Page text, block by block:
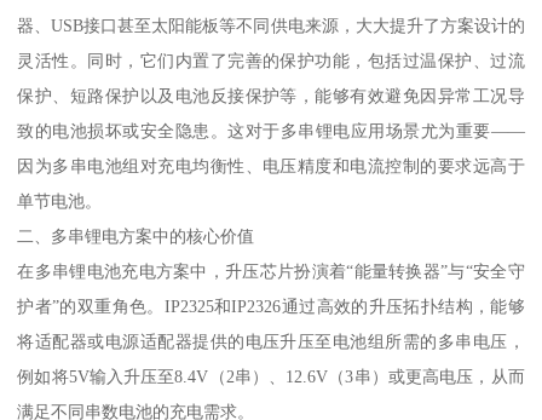
器、USB接口甚至太阳能板等不同供电来源，大大提升了方案设计的
灵活性。同时，它们内置了完善的保护功能，包括过温保护、过流
保护、短路保护以及电池反接保护等，能够有效避免因异常工况导
致的电池损坏或安全隐患。这对于多串锂电应用场景尤为重要——
因为多串电池组对充电均衡性、电压精度和电流控制的要求远高于
单节电池。
二、多串锂电方案中的核心价值
在多串锂电池充电方案中，升压芯片扮演着“能量转换器”与“安全守
护者”的双重角色。IP2325和IP2326通过高效的升压拓扑结构，能够
将适配器或电源适配器提供的电压升压至电池组所需的多串电压，
例如将5V输入升压至8.4V（2串）、12.6V（3串）或更高电压，从而
满足不同串数电池的充电需求。